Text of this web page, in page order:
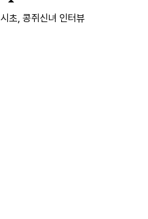
초, 콩쥐신녀 인터뷰